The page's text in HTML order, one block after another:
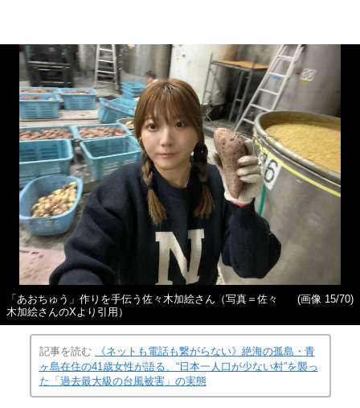
「あおちゅう」作りを手伝う佐々木加絵さん（写真＝佐々
木加絵さんのXより引用）
(画像 15/70)
記事を読む
《ネットも電話も繋がらない》絶海の孤島・青
ヶ島在住の41歳女性が語る、“日本一人口が少ない村”を襲っ
た「過去最大級の台風被害」の実態